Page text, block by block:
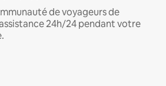
de voyageurs de
24h/24 pendant votre